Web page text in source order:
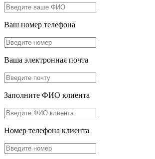
Ваш номер телефона
Ваша электронная почта
Заполните ФИО клиента
Номер телефона клиента